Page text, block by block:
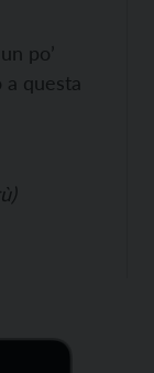
po’
questa